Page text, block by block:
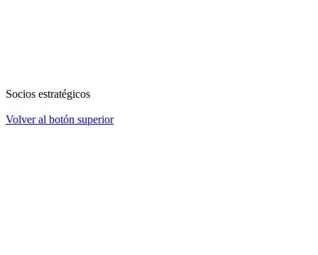
Socios estratégicos
Volver al botón superior